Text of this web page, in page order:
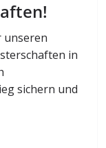
unseren
in
sichern und